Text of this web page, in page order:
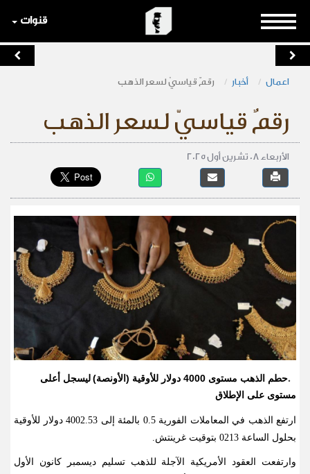
قنوات
اعمال أخبار رقمٌ قياسيّ لسعر الذهب
رقمٌ قياسيّ لسعر الذهب
الأربعاء 08 تشرين أول 2025
.حطم الذهب مستوى 4000 دولار للأوقية (الأونصة)
ليسجل أعلى
مستوى على الإطلاق
ارتفع الذهب في المعاملات الفورية 0.5 بالمئة إلى 4002.53
دولار للأوقية
بحلول الساعة 0213 بتوقيت غرينتش
.
وارتفعت العقود الأمريكية الآجلة للذهب تسليم ديسمبر كانون الأول